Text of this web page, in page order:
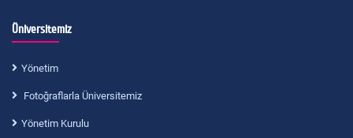
Üniversitemiz
Yönetim
Fotoğraflarla Üniversitemiz
Yönetim Kurulu